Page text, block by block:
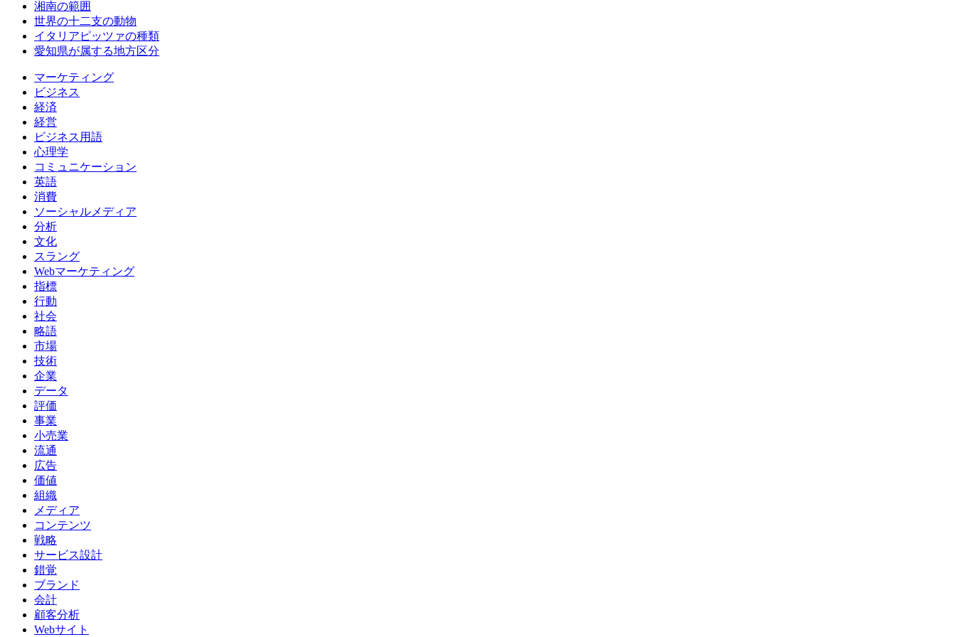
湘南の範囲
世界の十二支の動物
イタリアピッツァの種類
愛知県が属する地方区分
マーケティング
ビジネス
経済
経営
ビジネス用語
心理学
コミュニケーション
英語
消費
ソーシャルメディア
分析
文化
スラング
Webマーケティング
指標
行動
社会
略語
市場
技術
企業
データ
評価
事業
小売業
流通
広告
価値
組織
メディア
コンテンツ
戦略
サービス設計
錯覚
ブランド
会計
顧客分析
Webサイト